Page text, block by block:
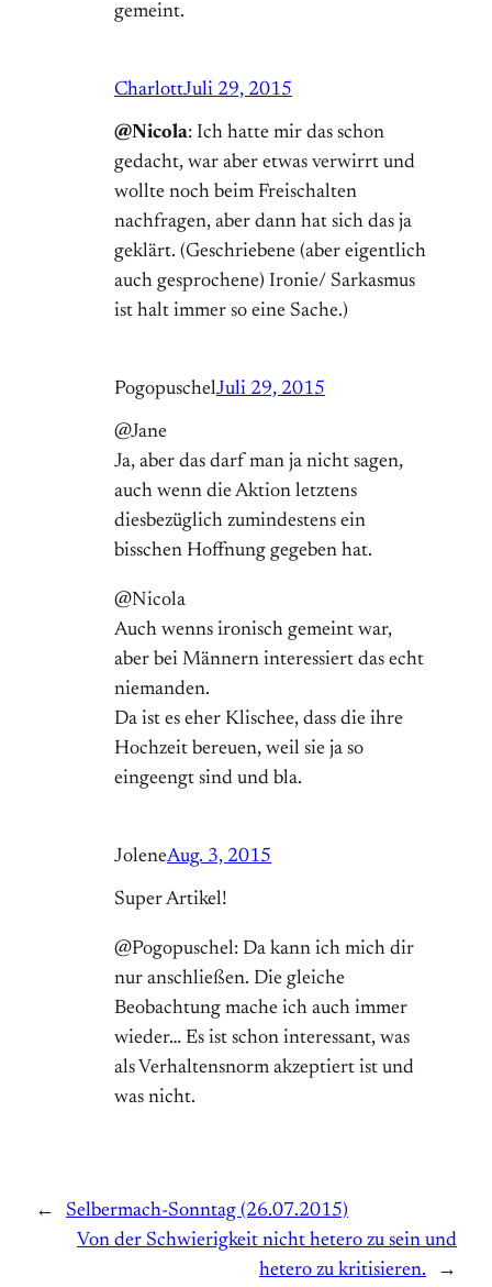
gemeint.
CharlottJuli 29, 2015
@Nicola: Ich hatte mir das schon
gedacht, war aber etwas verwirrt und
wollte noch beim Freischalten
nachfragen, aber dann hat sich das ja
geklärt. (Geschriebene (aber eigentlich
auch gesprochene) Ironie/ Sarkasmus
ist halt immer so eine Sache.)
PogopuschelJuli 29, 2015
@Jane
Ja, aber das darf man ja nicht sagen,
auch wenn die Aktion letztens
diesbezüglich zumindestens ein
bisschen Hoffnung gegeben hat.
@Nicola
Auch wenns ironisch gemeint war,
aber bei Männern interessiert das echt
niemanden.
Da ist es eher Klischee, dass die ihre
Hochzeit bereuen, weil sie ja so
eingeengt sind und bla.
JoleneAug. 3, 2015
Super Artikel!
@Pogopuschel: Da kann ich mich dir
nur anschließen. Die gleiche
Beobachtung mache ich auch immer
wieder… Es ist schon interessant, was
als Verhaltensnorm akzeptiert ist und
was nicht.
←
Selbermach-Sonntag (26.07.2015)
Von der Schwierigkeit nicht hetero zu sein und
hetero zu kritisieren.
→